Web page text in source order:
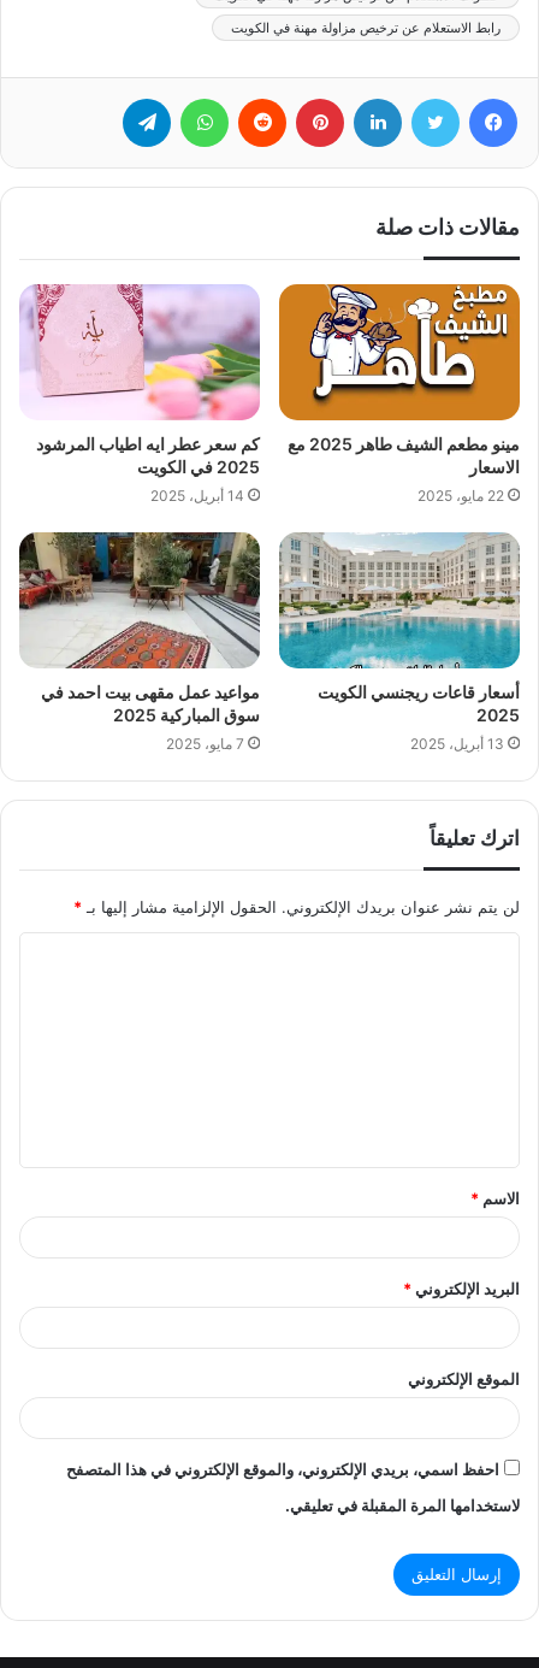
رابط الاستعلام عن ترخيص مزاولة مهنة في الكويت
مقالات ذات صلة
مينو مطعم الشيف طاهر 2025 مع
الاسعار
22 مايو، 2025
كم سعر عطر ايه اطياب المرشود
2025 في الكويت
14 أبريل، 2025
أسعار قاعات ريجنسي الكويت
2025
13 أبريل، 2025
مواعيد عمل مقهى بيت احمد في
سوق المباركية 2025
7 مايو، 2025
اترك تعليقاً
لن يتم نشر عنوان بريدك الإلكتروني. الحقول الإلزامية مشار إليها بـ *
ق
*
الاسم *
البريد الإلكتروني*
الموقع الإلكتروني
احفظ اسمي، بريدي الإلكتروني، والموقع الإلكتروني في هذا المتصفح
لاستخدامها المرة المقبلة في تعليقي.